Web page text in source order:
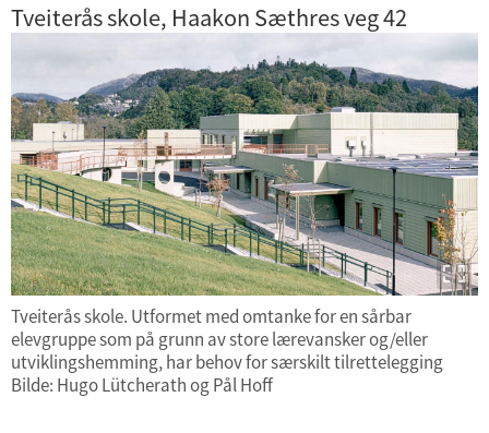
Tveiterås skole, Haakon Sæthres veg 42
Tveiterås skole. Utformet med omtanke for en sårbar
elevgruppe som på grunn av store lærevansker og/eller
utviklingshemming, har behov for særskilt tilrettelegging
Bilde: Hugo Lütcherath og Pål Hoff